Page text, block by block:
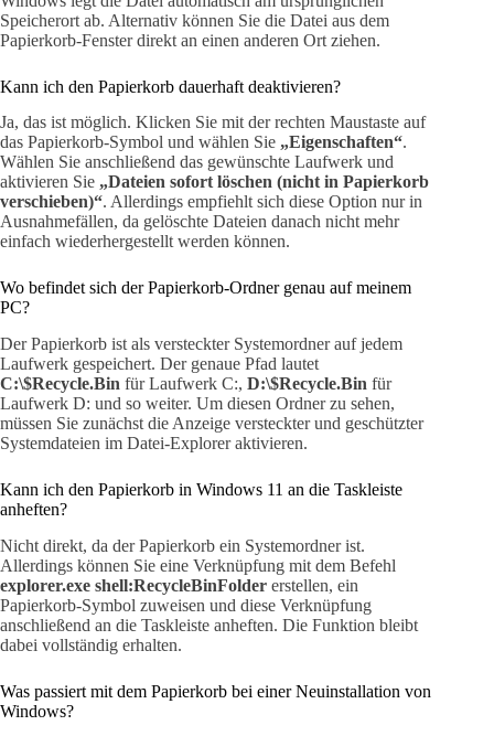
Speicherort ab. Alternativ können Sie die Datei aus dem
Papierkorb-Fenster direkt an einen anderen Ort ziehen.
Kann ich den Papierkorb dauerhaft deaktivieren?
Ja, das ist möglich. Klicken Sie mit der rechten Maustaste auf
das Papierkorb-Symbol und wählen Sie „Eigenschaften“.
Wählen Sie anschließend das gewünschte Laufwerk und
aktivieren Sie „Dateien sofort löschen (nicht in Papierkorb
verschieben)“. Allerdings empfiehlt sich diese Option nur in
Ausnahmefällen, da gelöschte Dateien danach nicht mehr
einfach wiederhergestellt werden können.
Wo befindet sich der Papierkorb-Ordner genau auf meinem
PC?
Der Papierkorb ist als versteckter Systemordner auf jedem
Laufwerk gespeichert. Der genaue Pfad lautet
C:\$Recycle.Bin für Laufwerk C:, D:\$Recycle.Bin für
Laufwerk D: und so weiter. Um diesen Ordner zu sehen,
müssen Sie zunächst die Anzeige versteckter und geschützter
Systemdateien im Datei-Explorer aktivieren.
Kann ich den Papierkorb in Windows 11 an die Taskleiste
anheften?
Nicht direkt, da der Papierkorb ein Systemordner ist.
Allerdings können Sie eine Verknüpfung mit dem Befehl
explorer.exe shell:RecycleBinFolder erstellen, ein
Papierkorb-Symbol zuweisen und diese Verknüpfung
anschließend an die Taskleiste anheften. Die Funktion bleibt
dabei vollständig erhalten.
Was passiert mit dem Papierkorb bei einer Neuinstallation von
Windows?